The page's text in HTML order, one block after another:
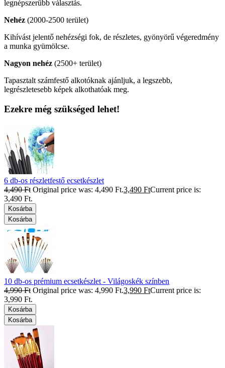
legnépszerűbb választás.
Nehéz (2000-2500 terület)
Kihívást jelentő nehézségi fok, de részletes, gyönyörű végeredmény
a munka gyümölcse.
Nagyon nehéz (2500+ terület)
Tapasztalt számfestő alkotóknak ajánljuk, a legszebb,
legrészletesebb képek alkothatóak meg.
Ezekre még szükséged lehet!
6 db-os részletfestő ecsetkészlet
4,490Ft Original price was: 4,490 Ft.3,490 FtCurrent price is:
3,490 Ft.
Kosárba
Kosárba
10 db-os prémium ecsetkészlet - Világoskék színben
4,990Ft Original price was: 4,990 Ft.3,990 FtCurrent price is:
3,990 Ft.
Kosárba
Kosárba